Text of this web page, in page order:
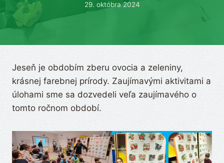
29. októbra 2024
Jeseň je obdobím zberu ovocia a zeleniny,
krásnej farebnej prírody. Zaujímavými aktivitami a
úlohami sme sa dozvedeli veľa zaujímavého o
tomto ročnom období.